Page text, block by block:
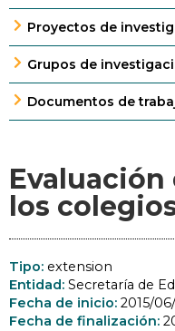
Proyectos de
Grupos de
Documentos de
los
Tipo: extension
Entidad: Secretaría de
Fecha de inicio: 2015/
Fecha de finalización: